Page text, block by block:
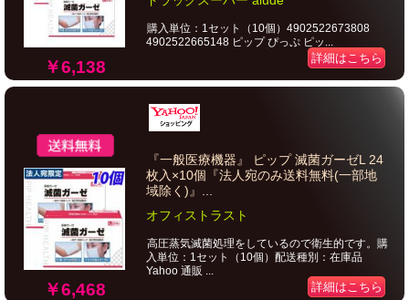
￥6,138
購入単位：1セット（10個）4902522673808
4902522665148 ピップ ぴっぷ ピッ...
詳細はこちら
￥6,468
『一般医療機器』 ピップ 滅菌ガーゼL 24
枚入×10個『法人宛のみ送料無料(一部地
域除く)』...
オフィストラスト
高圧蒸気滅菌処理をしているので衛生的です。購
入単位：1セット（10個）配送種別：在庫品
Yahoo 通販 ...
詳細はこちら